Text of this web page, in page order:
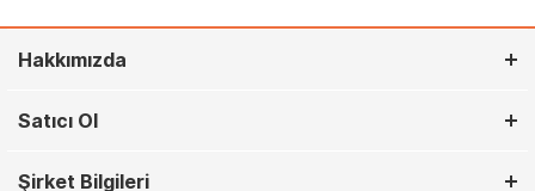
Hakkımızda
Satıcı Ol
Şirket Bilgileri